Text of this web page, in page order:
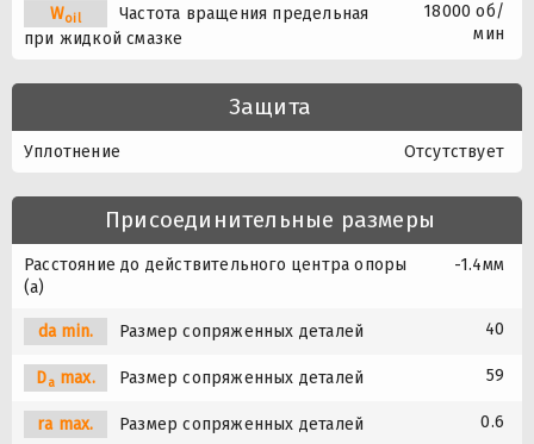
Woil
Частота вращения предельная
при жидкой смазке
18000 об/
мин
Защита
Уплотнение Отсутствует
Присоединительные размеры
Расстояние до действительного центра опоры
(a)
-1.4мм
da min. Размер сопряженных деталей 40
Damax. Размер сопряженных деталей 59
ra max. Размер сопряженных деталей 0.6